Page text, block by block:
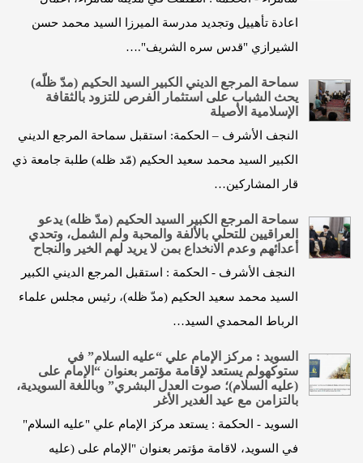
اعادة تأهييل وتجديد مدرسة الميرزا السيد محمد حسن
الشيرازي "قدس سره الشريف".…
سماحة المرجع الديني الكبير السيد الحكيم (مدّ ظلّه)
يحث الشباب على استثمار الفرص للتزود بالثقافة
الإسلامية الأصيلة
النجف الأشرف – الحكمة: استقبل سماحة المرجع الديني
الكبير السيد محمد سعيد الحكيم (مّد ظله) طلبة جامعة ذي
قار المشاركين…
سماحة المرجع الكبير السيد الحكيم (مدّ ظله) يدعو
العراقيين للتحلي بالألفة والمحبة ولم الشمل، وتحدي
أعدائهم وعدم الانخداع بمن لا يريد لهم الخير والنجاح
النجف الأشرف - الحكمة : استقبل المرجع الديني الكبير
السيد محمد سعيد الحكيم (مدّ ظله)، رئيس مجلس علماء
الرباط المحمدي السيد…
السوید : مرکز الإمام علي “عليه السلام” في
ستوكهولم يستعد لإقامة مؤتمر بعنوان “الإمام علی
(عليه السلام)؛ صوت العدل البشري” وباللغة السويدية،
بالتزامن مع عید الغدیر الأغر
السويد - الحكمة : يستعد مرکز الإمام علي "عليه السلام"
في السوید، لاقامة مؤتمر بعنوان "الإمام علی (عليه